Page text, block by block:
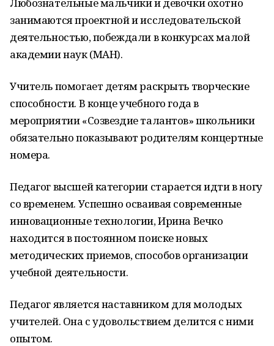
занимаются проектной и исследовательской
деятельностью, побеждали в конкурсах малой
академии наук (МАН).
Учитель помогает детям раскрыть творческие
способности. В конце учебного года в
мероприятии «Созвездие талантов» школьники
обязательно показывают родителям концертные
номера.
Педагог высшей категории старается идти в ногу
со временем. Успешно осваивая современные
инновационные технологии, Ирина Вечко
находится в постоянном поиске новых
методических приемов, способов организации
учебной деятельности.
Педагог является наставником для молодых
учителей. Она с удовольствием делится с ними
опытом.